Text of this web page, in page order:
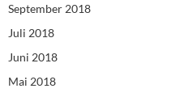
September 2018
Juli 2018
Juni 2018
Mai 2018